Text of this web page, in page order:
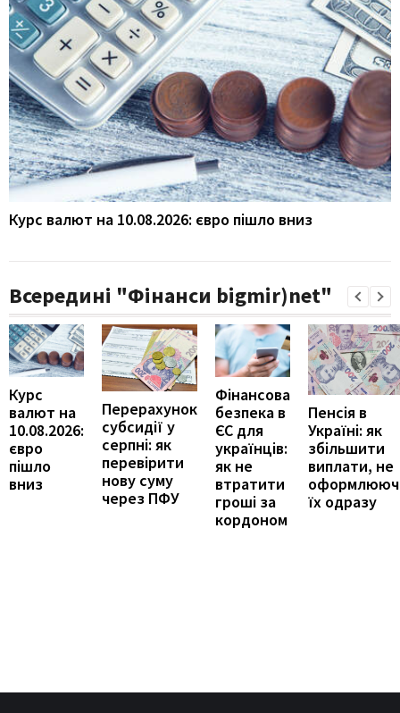
Курс валют на 10.08.2026: євро пішло вниз
Всередині "Фінанси bigmir)net"
Курс
валют на
10.08.2026:
євро
пішло
вниз
Перерахунок
субсидії у
серпні: як
перевірити
нову суму
через ПФУ
Фінансова
безпека в
ЄС для
українців:
як не
втратити
гроші за
кордоном
Пенсія в
Україні: як
збільшити
виплати, не
їх одразу